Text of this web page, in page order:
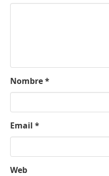
Nombre*
Email *
Web